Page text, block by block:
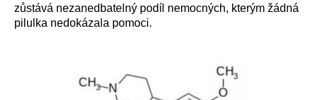
zůstává nezanedbatelný podíl nemocných, kterým žádná
pilulka nedokázala pomoci.